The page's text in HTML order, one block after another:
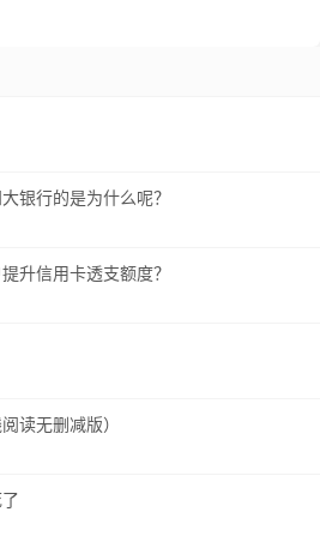
银行的是为什么呢？
升信用卡透支额度？
读无删减版）